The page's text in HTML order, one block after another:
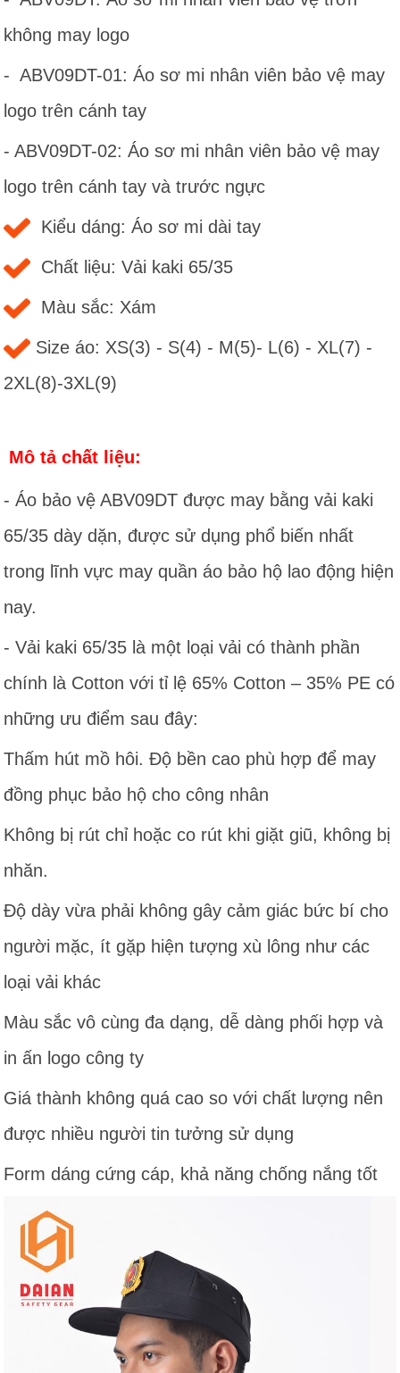
không may logo
- ABV09DT-01: Áo sơ mi nhân viên bảo vệ may
logo trên cánh tay
- ABV09DT-02: Áo sơ mi nhân viên bảo vệ may
logo trên cánh tay và trước ngực
Kiểu dáng: Áo sơ mi dài tay
Chất liệu: Vải kaki 65/35
Màu sắc: Xám
Size áo: XS(3) - S(4) - M(5)- L(6) - XL(7) -
2XL(8)-3XL(9)
Mô tả chất liệu:
- Áo bảo vệ ABV09DT được may bằng vải kaki
65/35 dày dặn, được sử dụng phổ biến nhất
trong lĩnh vực may quần áo bảo hộ lao động hiện
nay.
- Vải kaki 65/35 là một loại vải có thành phần
chính là Cotton với tỉ lệ 65% Cotton – 35% PE có
những ưu điểm sau đây:
Thấm hút mồ hôi. Độ bền cao phù hợp để may
đồng phục bảo hộ cho công nhân
Không bị rút chỉ hoặc co rút khi giặt giũ, không bị
nhăn.
Độ dày vừa phải không gây cảm giác bức bí cho
người mặc, ít gặp hiện tượng xù lông như các
loại vải khác
Màu sắc vô cùng đa dạng, dễ dàng phối hợp và
in ấn logo công ty
Giá thành không quá cao so với chất lượng nên
được nhiều người tin tưởng sử dụng
Form dáng cứng cáp, khả năng chống nắng tốt